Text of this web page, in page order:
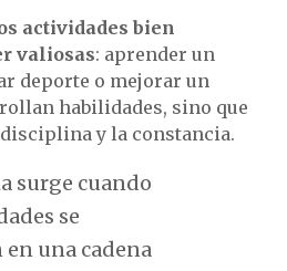
actividades bien
valiosas: aprender un
deporte o mejorar un
habilidades, sino que
y la constancia.
surge cuando
se
una cadena